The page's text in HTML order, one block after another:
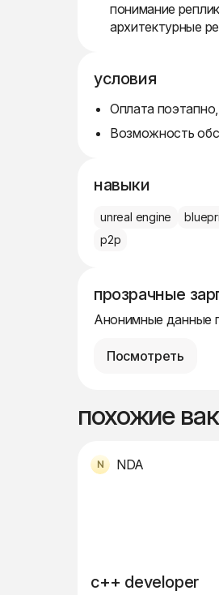
понимание
архитектурные
условия
Оплата
Возможность
навыки
unreal engine
p2p
прозрачные
Анонимные данные
Посмотреть
похожие
NDA
c++ developer